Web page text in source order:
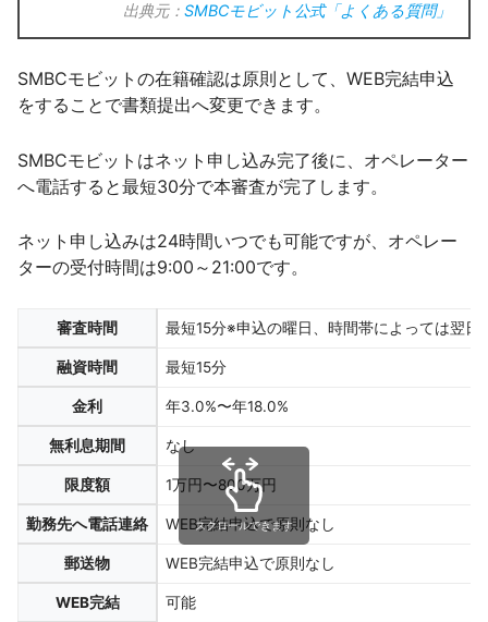
出典元： SMBCモビット公式「よくある質問」
SMBCモビットの在籍確認は原則として、WEB完結申込
をすることで書類提出へ変更できます。
SMBCモビットはネット申し込み完了後に、オペレーター
へ電話すると最短30分で本審査が完了します。
ネット申し込みは24時間いつでも可能ですが、オペレー
ターの受付時間は9:00～21:00です。
審査時間 最短15分※申込の曜日、時間帯によっては翌
融資時間 最短15分​
金利 年3.0%〜年18.0%
無利息期間 なし
限度額 1万円〜800万円
勤務先へ電話連絡 WEB完結申込で原則なし
郵送物 WEB完結申込で原則なし
WEB完結 可能
スクロールできます